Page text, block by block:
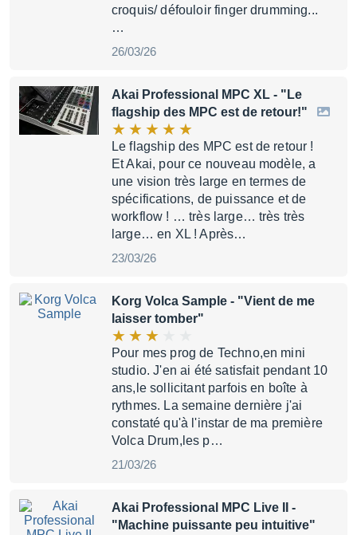
croquis/ défouloir finger drumming...
…
26/03/26
Akai Professional MPC XL - "Le
flagship des MPC est de retour!"
Le flagship des MPC est de retour !
Et Akai, pour ce nouveau modèle, a
une vision très large en termes de
spécifications, de puissance et de
workflow ! … très large… très très
large… en XL ! Après…
23/03/26
Korg Volca Sample - "Vient de me
laisser tomber"
Pour mes prog de Techno,en mini
studio. J'en ai été satisfait pendant 10
ans,le sollicitant parfois en boîte à
rythmes. La semaine dernière j'ai
constaté qu'à l'instar de ma première
Volca Drum,les p…
21/03/26
Akai Professional MPC Live II
-
"Machine puissante peu intuitive"